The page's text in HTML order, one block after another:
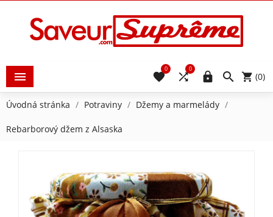
  (0)


0

0
Úvodná stránka Potraviny Džemy a marmelády
Rebarborový džem z Alsaska